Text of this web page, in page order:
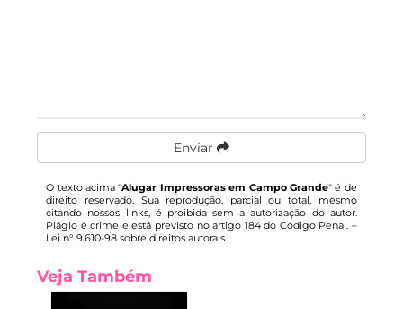
Enviar
O texto acima "Alugar Impressoras em Campo Grande" é de
direito reservado. Sua reprodução, parcial ou total, mesmo
citando nossos links, é proibida sem a autorização do autor.
Plágio é crime e está previsto no artigo 184 do Código Penal. –
Lei n° 9.610-98 sobre direitos autorais.
Veja Também